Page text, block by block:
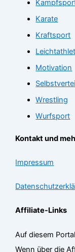
Karate
Kraftsport
Motivation
Wrestling
Wurfsport
Kontakt und
Impressum
Affiliate-Links
Auf diesem
Wenn über die